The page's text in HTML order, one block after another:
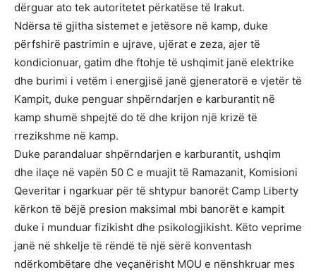
dërguar ato tek autoritetet përkatëse të Irakut.
Ndërsa të gjitha sistemet e jetësore në kamp, duke
përfshirë pastrimin e ujrave, ujërat e zeza, ajer të
kondicionuar, gatim dhe ftohje të ushqimit janë elektrike
dhe burimi i vetëm i energjisë janë gjeneratorë e vjetër të
Kampit, duke penguar shpërndarjen e karburantit në
kamp shumë shpejtë do të dhe krijon një krizë të
rrezikshme në kamp.
Duke parandaluar shpërndarjen e karburantit, ushqim
dhe ilaçe në vapën 50 C e muajit të Ramazanit, Komisioni
Qeveritar i ngarkuar për të shtypur banorët Camp Liberty
kërkon të bëjë presion maksimal mbi banorët e kampit
duke i munduar fizikisht dhe psikologjikisht. Këto veprime
janë në shkelje të rëndë të një sërë konventash
ndërkombëtare dhe veçanërisht MOU e nënshkruar mes